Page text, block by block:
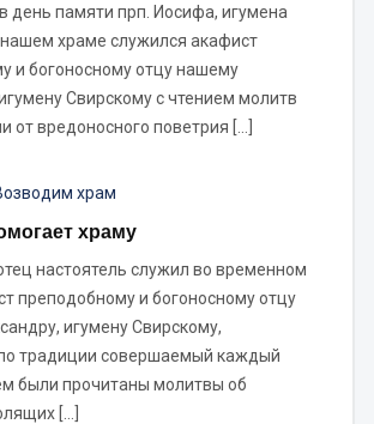
день памяти прп. Иосифа, игумена
нашем храме служился акафист
и богоносному отцу нашему
Свирскому с чтением молитв
от вредоносного поветрия […]
храм
храму
настоятель служил во временном
преподобному и богоносному отцу
игумену Свирскому,
традиции совершаемый каждый
были прочитаны молитвы об
[…]